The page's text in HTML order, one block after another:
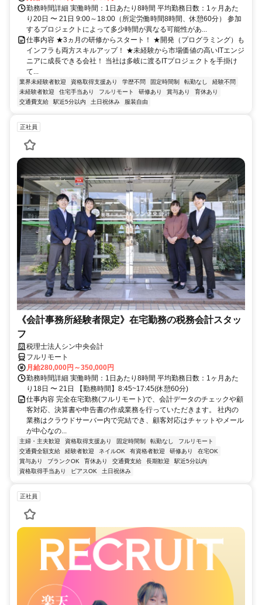
勤務時間詳細 実働時間：1日あたり8時間 平均勤務日数：1ヶ月あた
り20日 〜 21日 9:00～18:00（所定労働時間8時間、休憩60分） 参加
するプロジェクトによって多少時間が異なる可能性があ...
仕事内容 ★3ヵ月の研修からスタート！ ★開発（プログラミング）も
インフラも両方スキルアップ！ ★未経験から市場価値の高いITエンジ
ニアに成長できる会社！ 当社は多岐に渡るITプロジェクトを手掛け
て...
業界未経験者歓迎 資格取得支援あり 学歴不問 固定時間制 転勤なし
経験不問
未経験者歓迎
住宅手当あり フルリモート 研修あり 賞与あり
育休あり
交通費支給
駅近5分以内 土日祝休み 服装自由
正社員
《会計事務所経験者限定》在宅勤務の税務会計スタッ
フ
税理士法人シン中央会計
フルリモート
月給280,000円～350,000円
勤務時間詳細 実働時間：1日あたり8時間 平均勤務日数：1ヶ月あた
り18日 〜 21日 【勤務時間】8:45~17:45(休憩60分)
仕事内容 完全在宅勤務(フルリモート)で、会計データのチェックや顧
客対応、決算書や申告書の作成業務を行っていただきます。 社内の
業務はクラウドサーバー内で完結でき、顧客対応はチャットやメール
が中心なの...
主婦・主夫歓迎 資格取得支援あり 固定時間制 転勤なし
フルリモート
交通費全額支給
経験者歓迎 ネイルOK 有資格者歓迎 研修あり
在宅OK
賞与あり
ブランクOK 育休あり 交通費支給 長期歓迎
駅近5分以内
資格取得手当あり
ピアスOK 土日祝休み
正社員